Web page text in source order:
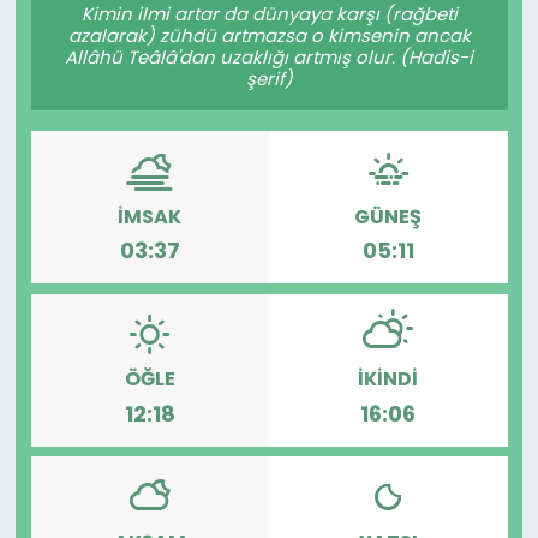
Kimin ilmi artar da dünyaya karşı (rağbeti
azalarak) zühdü artmazsa o kimsenin ancak
Allâhü Teâlâ'dan uzaklığı artmış olur. (Hadis-i
şerif)
İMSAK
03:37
GÜNEŞ
05:11
ÖĞLE
12:18
İKINDI
16:06